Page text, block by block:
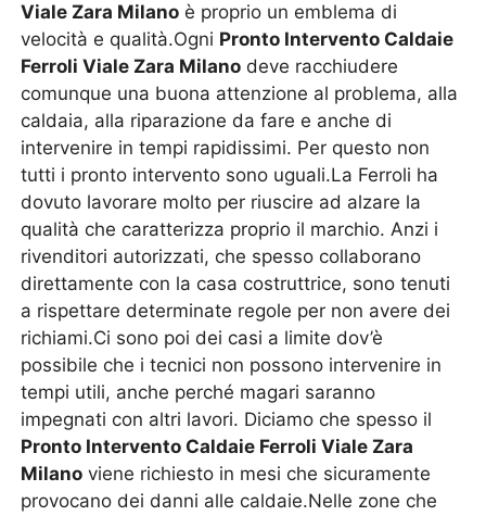
Viale Zara Milano è proprio un emblema di
velocità e qualità.Ogni Pronto Intervento Caldaie
Ferroli Viale Zara Milano deve racchiudere
comunque una buona attenzione al problema, alla
caldaia, alla riparazione da fare e anche di
intervenire in tempi rapidissimi. Per questo non
tutti i pronto intervento sono uguali.La Ferroli ha
dovuto lavorare molto per riuscire ad alzare la
qualità che caratterizza proprio il marchio. Anzi i
rivenditori autorizzati, che spesso collaborano
direttamente con la casa costruttrice, sono tenuti
a rispettare determinate regole per non avere dei
richiami.Ci sono poi dei casi a limite dov’è
possibile che i tecnici non possono intervenire in
tempi utili, anche perché magari saranno
impegnati con altri lavori. Diciamo che spesso il
Pronto Intervento Caldaie Ferroli Viale Zara
Milano viene richiesto in mesi che sicuramente
provocano dei danni alle caldaie.Nelle zone che